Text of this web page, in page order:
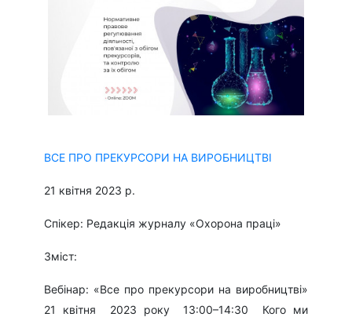
ВСЕ ПРО ПРЕКУРСОРИ НА ВИРОБНИЦТВІ
21 квітня 2023 р.
Спікер: Редакція журналу «Охорона праці»
Зміст:
Вебінар: «Все про прекурсори на виробництві»
21 квітня 2023 року 13:00–14:30 Кого ми